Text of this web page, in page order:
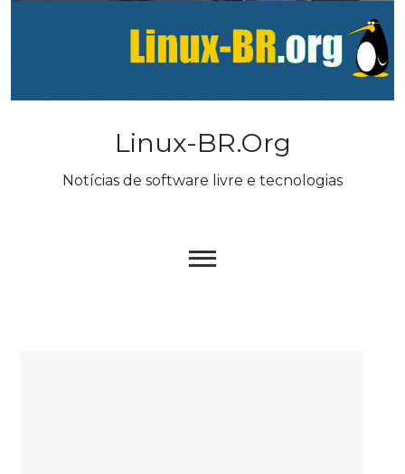
Linux-BR.org
Notícias de software livre e tecnologias